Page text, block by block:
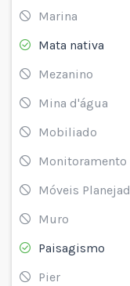
Marina
Mata nativa
Mezanino
Mina d'água
Mobiliado
Monitoramento
Móveis
Muro
Paisagismo
Pier